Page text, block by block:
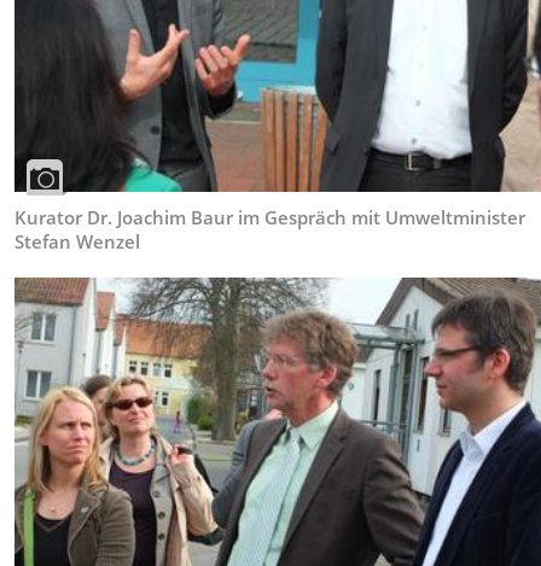
Kurator Dr. Joachim Baur im Gespräch mit Umweltminister
Stefan Wenzel